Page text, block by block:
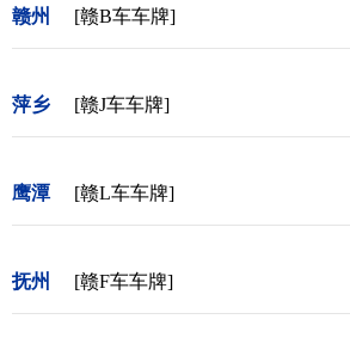
赣州 [赣B车车牌]
萍乡 [赣J车车牌]
鹰潭 [赣L车车牌]
抚州 [赣F车车牌]